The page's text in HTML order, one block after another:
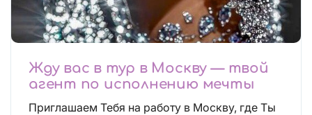
Жду вас в тур в Москву — твой
агент по исполнению мечты
Приглашаем Тебя на работу в Москву, где Ты